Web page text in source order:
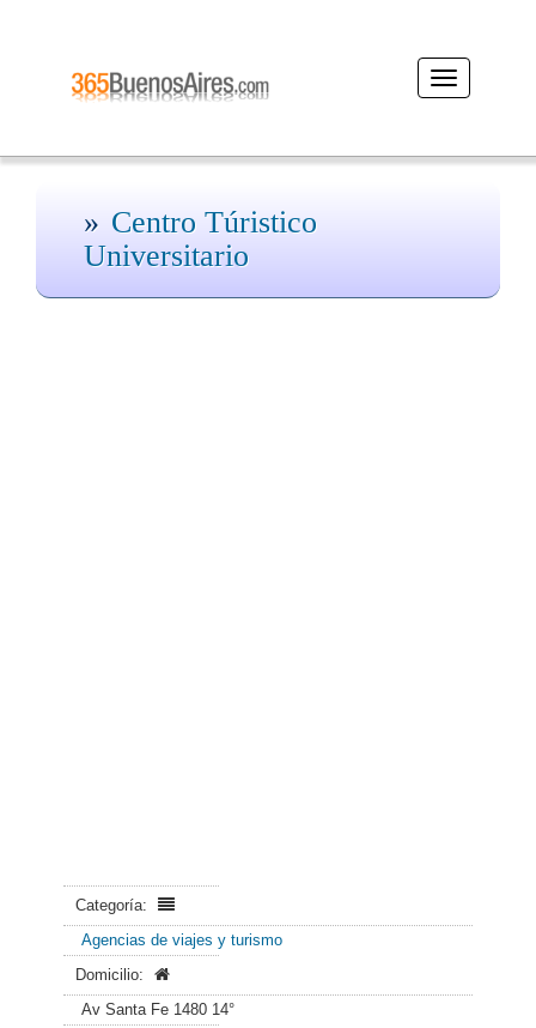
Desplegar
navegación
Centro Túristico
Universitario
Categoría:
Agencias de viajes y turismo
Domicilio:
Av Santa Fe 1480 14°